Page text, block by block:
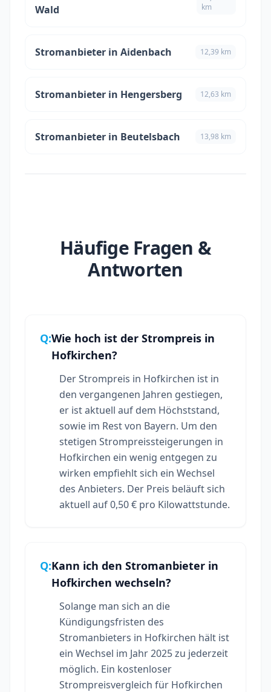
Wald
km
Stromanbieter in Aidenbach 12,39 km
Stromanbieter in Hengersberg 12,63 km
Stromanbieter in Beutelsbach 13,98 km
Häufige Fragen &
Antworten
Q:Wie hoch ist der Strompreis in
Hofkirchen?
Der Strompreis in Hofkirchen ist in
den vergangenen Jahren gestiegen,
er ist aktuell auf dem Höchststand,
sowie im Rest von Bayern. Um den
stetigen Strompreissteigerungen in
Hofkirchen ein wenig entgegen zu
wirken empfiehlt sich ein Wechsel
des Anbieters. Der Preis beläuft sich
aktuell auf 0,50 € pro Kilowattstunde.
Q:Kann ich den Stromanbieter in
Hofkirchen wechseln?
Solange man sich an die
Kündigungsfristen des
Stromanbieters in Hofkirchen hält ist
ein Wechsel im Jahr 2025 zu jederzeit
möglich. Ein kostenloser
Strompreisvergleich für Hofkirchen